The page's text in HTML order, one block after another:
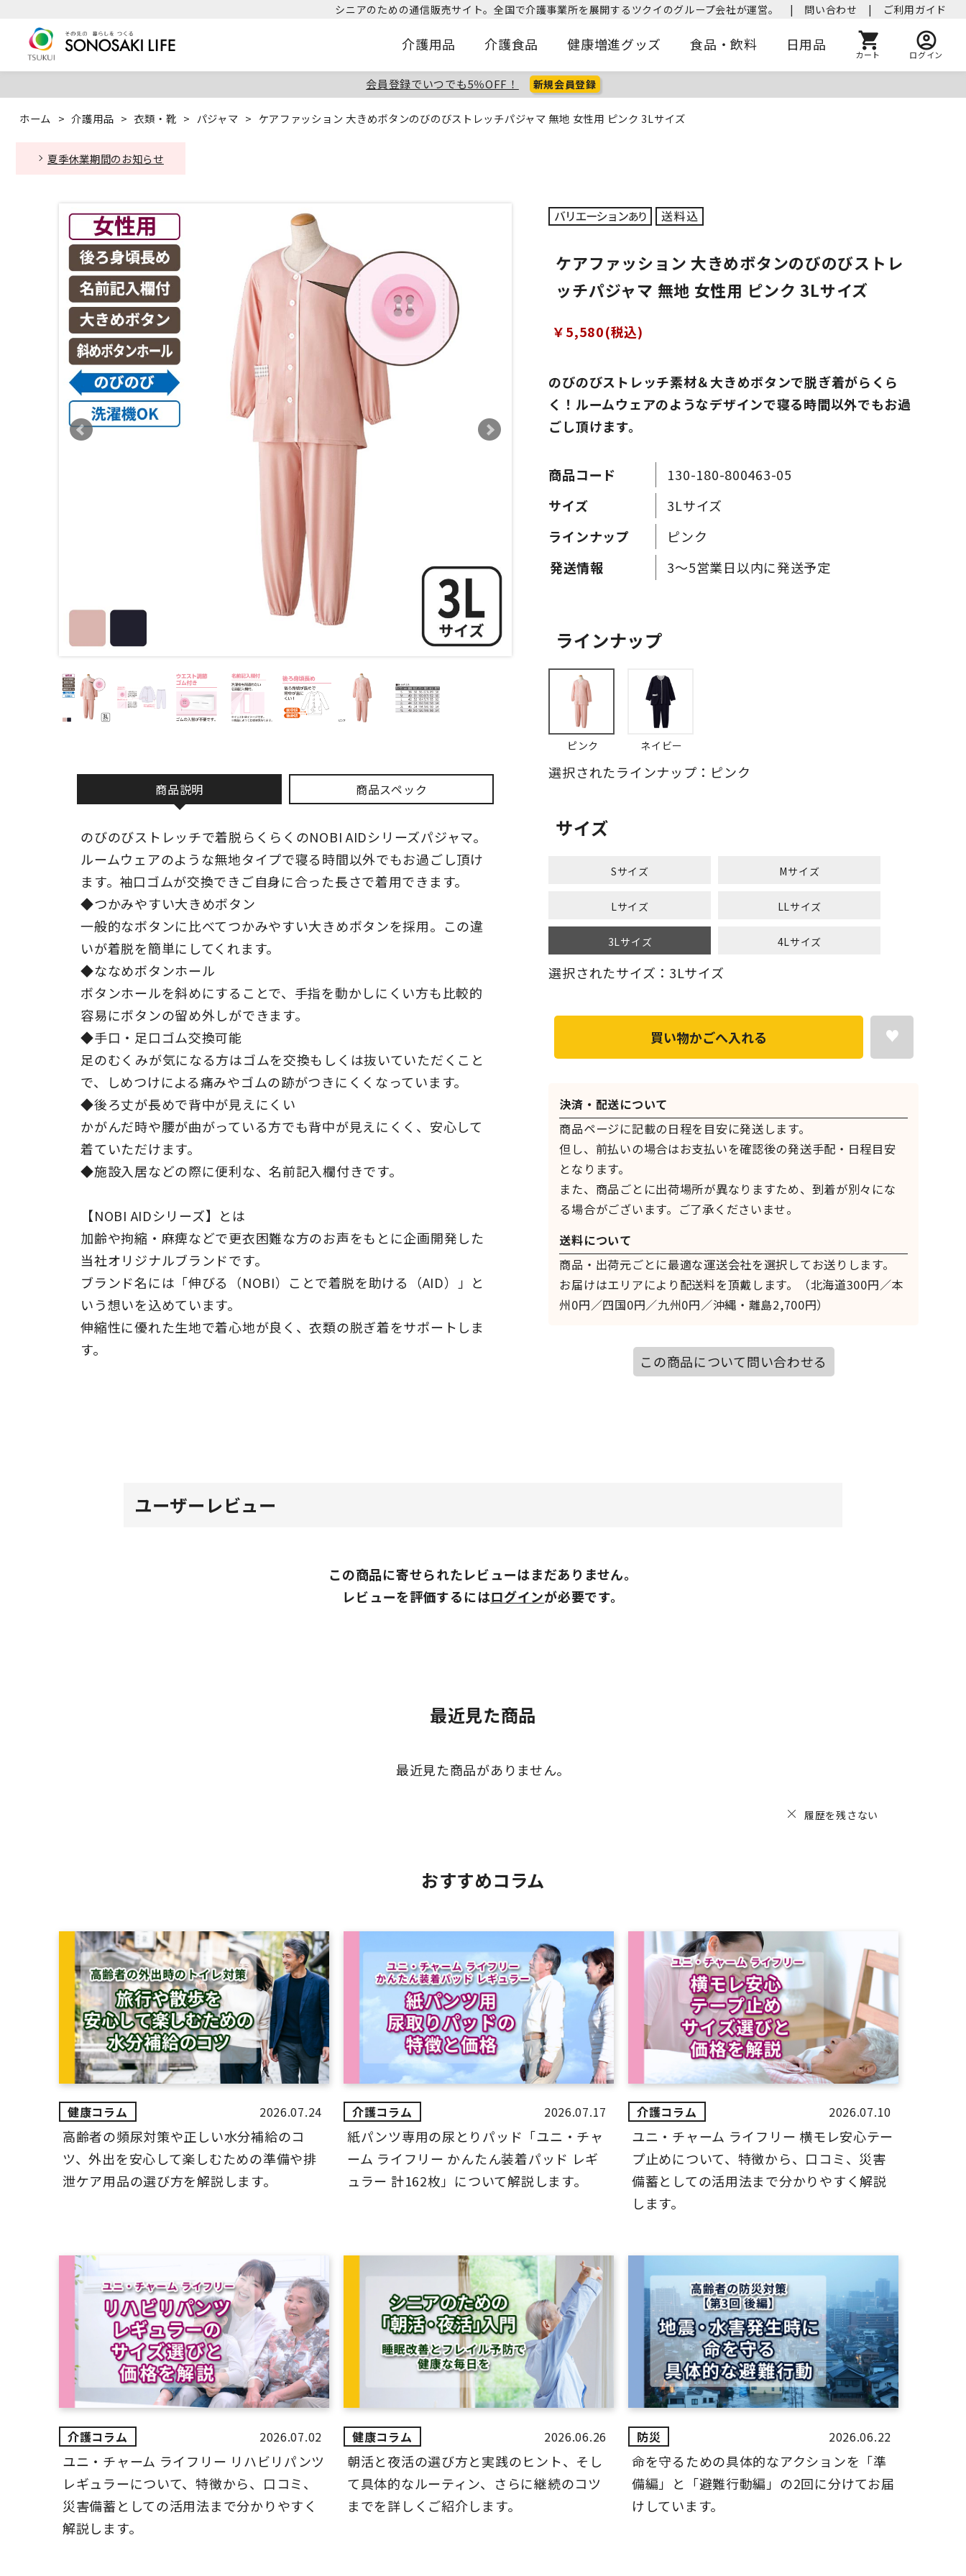
シニアのための通信販売サイト。全国で介護事業所を展開するツクイのグループ会社が運営。 | 問い合わせ | ご利用ガイド
介護用品 介護食品 健康増進グッズ 食品・飲料 日用品
カート ログイン
会員登録でいつでも5％OFF！ 新規会員登録
ホーム > 介護用品 > 衣類・靴 > パジャマ > ケアファッション 大きめボタンのびのびストレッチパジャマ 無地 女性用 ピンク 3Lサイズ
夏季休業期間のお知らせ
商品説明 商品スペック
のびのびストレッチで着脱らくらくのNOBI AIDシリーズパジャマ。
ルームウェアのような無地タイプで寝る時間以外でもお過ごし頂け
ます。袖口ゴムが交換できご自身に合った長さで着用できます。
◆つかみやすい大きめボタン
一般的なボタンに比べてつかみやすい大きめボタンを採用。この違
いが着脱を簡単にしてくれます。
◆ななめボタンホール
ボタンホールを斜めにすることで、手指を動かしにくい方も比較的
容易にボタンの留め外しができます。
◆手口・足口ゴム交換可能
足のむくみが気になる方はゴムを交換もしくは抜いていただくこと
で、しめつけによる痛みやゴムの跡がつきにくくなっています。
◆後ろ丈が長めで背中が見えにくい
かがんだ時や腰が曲がっている方でも背中が見えにくく、安心して
着ていただけます。
◆施設入居などの際に便利な、名前記入欄付きです。
【NOBI AIDシリーズ】とは
加齢や拘縮・麻痺などで更衣困難な方のお声をもとに企画開発した
当社オリジナルブランドです。
ブランド名には「伸びる（NOBI）ことで着脱を助ける（AID）」と
いう想いを込めています。
伸縮性に優れた生地で着心地が良く、衣類の脱ぎ着をサポートしま
す。
のびのびストレッチ素材＆大きめボタンで脱ぎ着がらくら
く！ルームウェアのようなデザインで寝る時間以外でもお過
ごし頂けます。
ケアファッション 大きめボタンのびのびストレ
ッチパジャマ 無地 女性用 ピンク 3Lサイズ
￥5,580(税込)
商品コード
130-180-800463-05
サイズ
3Lサイズ
ラインナップ
ピンク
3～5営業日以内に発送予定
ラインナップ
ピンク ネイビー
選択されたラインナップ：ピンク
サイズ
Sサイズ Mサイズ
Lサイズ LLサイズ
3Lサイズ 4Lサイズ
選択されたサイズ：3Lサイズ
決済・配送について
商品ページに記載の日程を目安に発送します。
但し、前払いの場合はお支払いを確認後の発送手配・日程目安
となります。
また、商品ごとに出荷場所が異なりますため、到着が別々にな
る場合がございます。ご了承くださいませ。
送料について
商品・出荷元ごとに最適な運送会社を選択してお送りします。
お届けはエリアにより配送料を頂戴します。（北海道300円／本
州0円／四国0円／九州0円／沖縄・離島2,700円）
買い物かごへ入れる
この商品について問い合わせる
ユーザーレビュー
この商品に寄せられたレビューはまだありません。
レビューを評価するにはログインが必要です。
最近見た商品
最近見た商品がありません。
履歴を残さない
おすすめコラム
2026.07.24
高齢者の頻尿対策や正しい水分補給のコ
ツ、外出を安心して楽しむための準備や排
泄ケア用品の選び方を解説します。
2026.07.17
紙パンツ専用の尿とりパッド「ユニ・チャ
ーム ライフリー かんたん装着パッド レギ
ュラー 計162枚」について解説します。
2026.07.10
ユニ・チャーム ライフリー 横モレ安心テー
プ止めについて、特徴から、口コミ、災害
備蓄としての活用法まで分かりやすく解説
します。
2026.07.02
ユニ・チャーム ライフリー リハビリパンツ
レギュラーについて、特徴から、口コミ、
災害備蓄としての活用法まで分かりやすく
解説します。
2026.06.26
朝活と夜活の選び方と実践のヒント、そし
て具体的なルーティン、さらに継続のコツ
までを詳しくご紹介します。
2026.06.22
命を守るための具体的なアクションを「準
備編」と「避難行動編」の2回に分けてお届
けしています。